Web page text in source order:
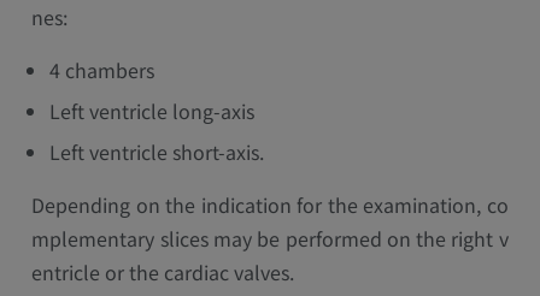
nes:
4 chambers
Left ventricle long-axis
Left ventricle short-axis.
Depending on the indication for the examination, co
mplementary slices may be performed on the right v
entricle or the cardiac valves.